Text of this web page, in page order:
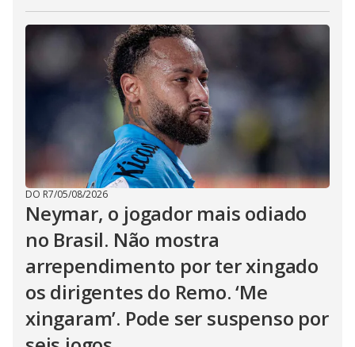
DO R7/05/08/2026
Neymar, o jogador mais odiado
no Brasil. Não mostra
arrependimento por ter xingado
os dirigentes do Remo. ‘Me
xingaram’. Pode ser suspenso por